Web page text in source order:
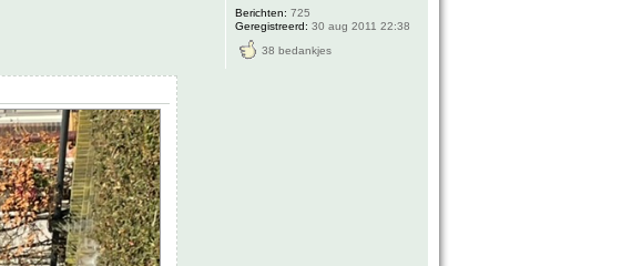
Berichten: 725
Geregistreerd: 30 aug 2011 22:38
38 bedankjes